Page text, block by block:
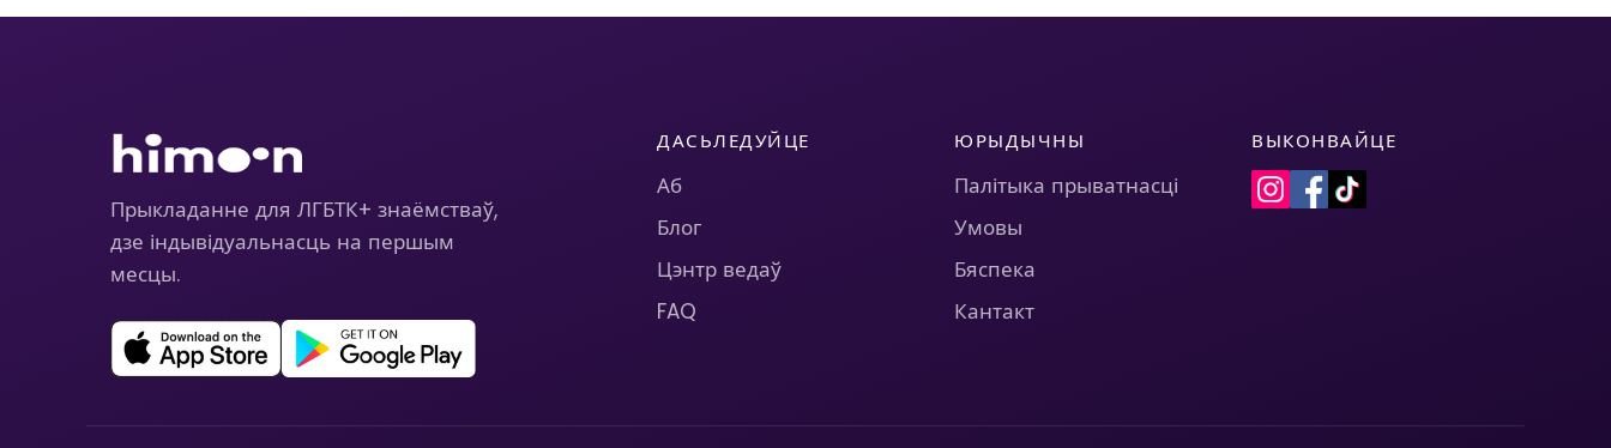
Прыкладанне для ЛГБТК+ знаёмстваў,
дзе індывідуальнасць на першым
месцы.
ДАСЬЛЕДУЙЦЕ
Аб
Блог
Цэнтр ведаў
FAQ
ЮРЫДЫЧНЫ
Палітыка прыватнасці
Умовы
Бяспека
Кантакт
ВЫКОНВАЙЦЕ